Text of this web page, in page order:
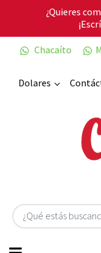
¿Quieres
Chacaíto
Dolares